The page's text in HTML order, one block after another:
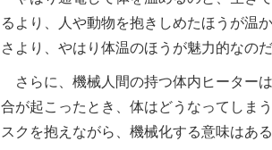
るより、人や動物を抱きしめたほうが温
さより、やはり体温のほうが魅力的なのだ
さらに、機械人間の持つ体内ヒーター
合が起こったとき、体はどうなってしま
スクを抱えながら、機械化する意味はある